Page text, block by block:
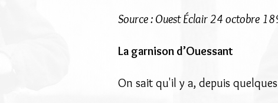
Source : Ouest Éclair 24 octobre
La garnison d’Ouessant
On sait qu'il y a, depuis